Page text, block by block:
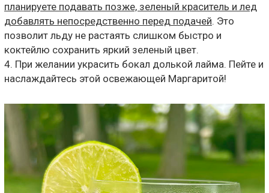
планируете подавать позже, зеленый краситель и лед
добавлять непосредственно перед подачей. Это
позволит льду не растаять слишком быстро и
коктейлю сохранить яркий зеленый цвет.
4. При желании украсить бокал долькой лайма. Пейте и
наслаждайтесь этой освежающей Маргаритой!